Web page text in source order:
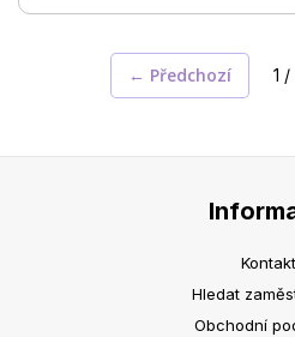
← Předchozí 1 /
Kontakt
Hledat
Obchodní